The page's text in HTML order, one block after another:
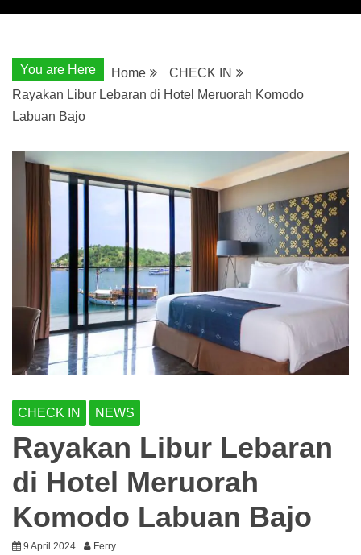
You are Here Home
CHECK IN
Rayakan Libur Lebaran di Hotel Meruorah Komodo
Labuan Bajo
CHECK IN NEWS
Rayakan Libur Lebaran
di Hotel Meruorah
Komodo Labuan Bajo
9 April 2024 Ferry